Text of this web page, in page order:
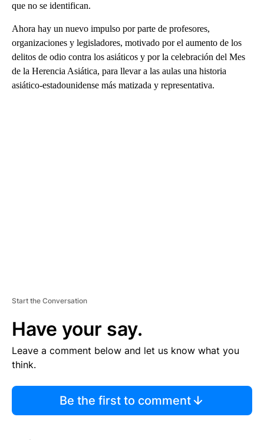
que no se identifican.
Ahora hay un nuevo impulso por parte de profesores,
organizaciones y legisladores, motivado por el aumento de los
delitos de odio contra los asiáticos y por la celebración del Mes
de la Herencia Asiática, para llevar a las aulas una historia
asiático-estadounidense más matizada y representativa.
Start the Conversation
Have your say.
Leave a comment below and let us know what you
think.
Be the first to comment